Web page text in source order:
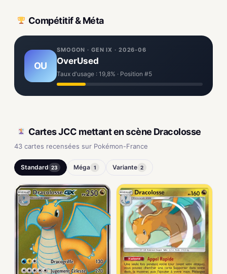
Compétitif & Méta
OU
SMOGON · GEN IX · 2026-06
OverUsed
Taux d'usage : 19,8% · Position #5
Cartes JCC mettant en scène Dracolosse
43 cartes recensées sur Pokémon-France
Standard 23 Méga 1 Variante 2